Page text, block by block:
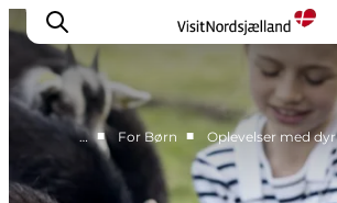
Highlights
… ■ For Børn ■ Oplevelser med dyr